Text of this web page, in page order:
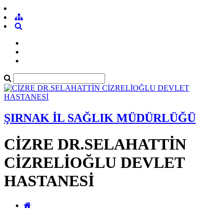
ŞIRNAK İL SAĞLIK MÜDÜRLÜĞÜ
CİZRE DR.SELAHATTİN
CİZRELİOĞLU DEVLET
HASTANESİ